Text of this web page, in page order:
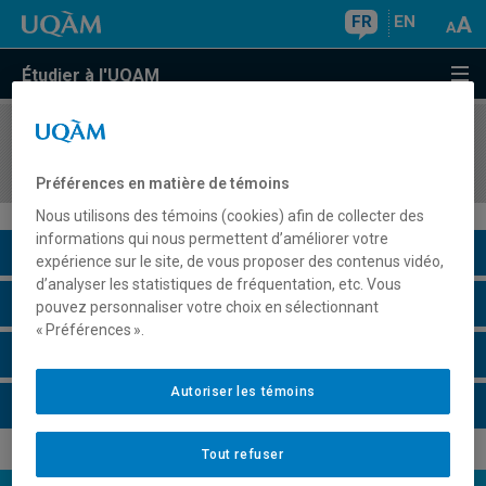
FR EN
Étudier à l'UQAM
COURS//
Description du cours
Horaire - Été 2026
Préférences en matière de témoins
Nous utilisons des témoins (cookies) afin de collecter des
informations qui nous permettent d’améliorer votre
expérience sur le site, de vous proposer des contenus vidéo,
d’analyser les statistiques de fréquentation, etc. Vous
pouvez personnaliser votre choix en sélectionnant
« Préférences ».
Tout refuser
Autoriser les témoins